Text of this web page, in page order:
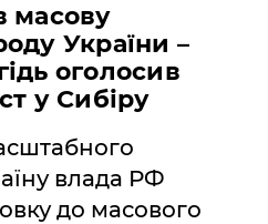
масову
України –
оголосив
у Сибіру
влада РФ
до масового